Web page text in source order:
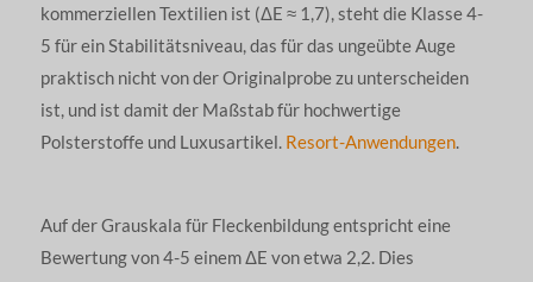
kommerziellen Textilien ist (ΔE ≈ 1,7), steht die Klasse 4-
5 für ein Stabilitätsniveau, das für das ungeübte Auge
praktisch nicht von der Originalprobe zu unterscheiden
ist, und ist damit der Maßstab für hochwertige
Polsterstoffe und Luxusartikel. Resort-Anwendungen.
Auf der Grauskala für Fleckenbildung entspricht eine
Bewertung von 4-5 einem ΔE von etwa 2,2. Dies